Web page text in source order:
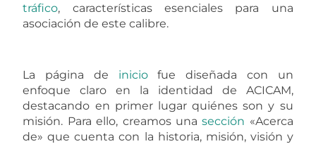
tráfico, características esenciales para una
asociación de este calibre.
La página de iniciofue diseñada con un
enfoque claro en la identidad de ACICAM,
destacando en primer lugar quiénes son y su
misión. Para ello, creamos unasección «Acerca
de» que cuenta con la historia, misión, visión y